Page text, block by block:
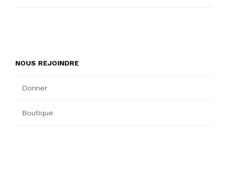
NOUS REJOINDRE
Donner
Boutique